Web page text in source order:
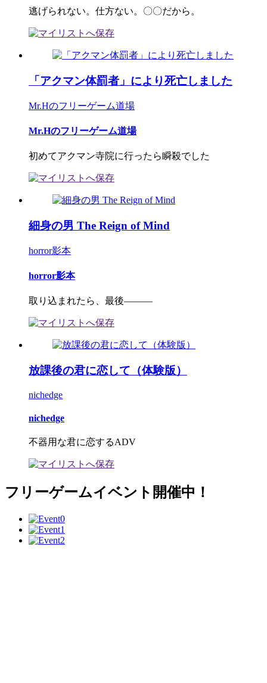
逃げられない。仕方ない。〇〇だから。
「アクマン体罰者」により死亡しました
Mr.Hのフリーゲーム道場
Mr.Hのフリーゲーム道場
初めてアクマン寺院に行ったら瞬殺でした
細身の男 The Reign of Mind
horror影本
horror影本
取り込まれたら、最後―――
放課後の君に恋して（体験版）
nichedge
nichedge
不器用な君に恋するADV
フリーゲームイベント開催中！